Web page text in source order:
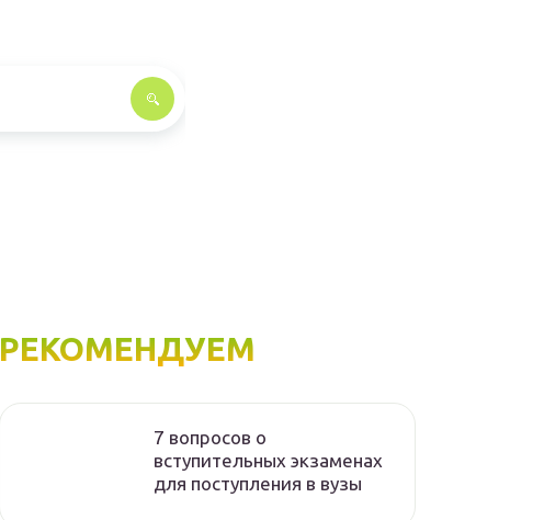
РЕКОМЕНДУЕМ
7 вопросов о
вступительных экзаменах
для поступления в вузы